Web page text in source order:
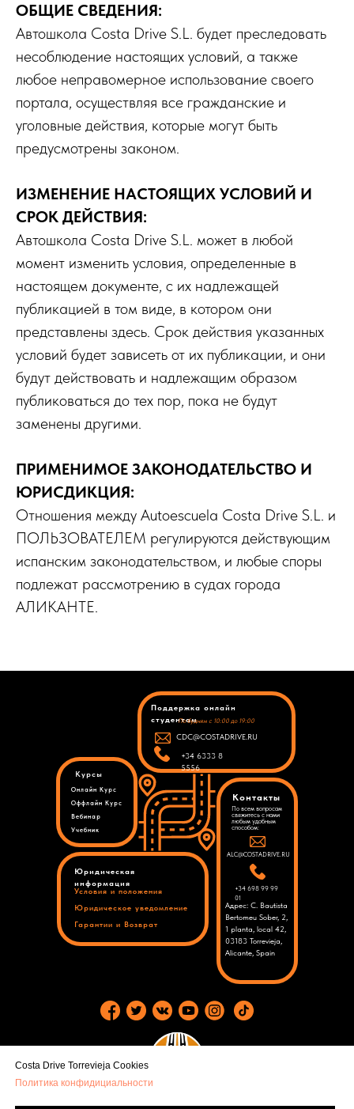
Costa Drive Torrevieja Cookies
Политика конфидициальности
ОБЩИЕ СВЕДЕНИЯ:
Автошкола Costa Drive S.L. будет преследовать
несоблюдение настоящих условий, а также
любое неправомерное использование своего
портала, осуществляя все гражданские и
уголовные действия, которые могут быть
предусмотрены законом.
ИЗМЕНЕНИЕ НАСТОЯЩИХ УСЛОВИЙ И
СРОК ДЕЙСТВИЯ:
Автошкола Costa Drive S.L. может в любой
момент изменить условия, определенные в
настоящем документе, с их надлежащей
публикацией в том виде, в котором они
представлены здесь. Срок действия указанных
условий будет зависеть от их публикации, и они
будут действовать и надлежащим образом
публиковаться до тех пор, пока не будут
заменены другими.
ПРИМЕНИМОЕ ЗАКОНОДАТЕЛЬСТВО И
ЮРИСДИКЦИЯ:
Отношения между Autoescuela Costa Drive S.L. и
ПОЛЬЗОВАТЕЛЕМ регулируются действующим
испанским законодательством, и любые споры
подлежат рассмотрению в судах города
АЛИКАНТЕ.
Курсы
Условия и положения
Юридическая
информация
Гарантии
Онлайн Курс
и Возврат
Юридическое уведомление
Оффлайн Курс
Учебник
Вебинар
Поддержка онлайн
студентамПо будням с 10:00 до 19:00
Контакты
По всем вопросам
свяжитесь с нами
любым удобным
способом:
ALC@COSTADRIVE.RU
CDC@COSTADRIVE.RU
+34 698 99 99
01
+34 6333 8
5556
Адрес: C. Bautista
Bertomeu Sober, 2,
1 planta, local 42,
03183 Torrevieja,
Alicante, Spain